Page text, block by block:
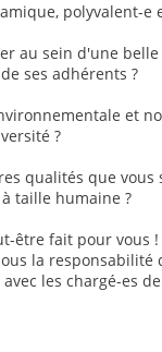
polyvalent-e
au sein d'une
ses adhérents ?
et
?
qualités que
taille humaine ?
être fait pour vous !
la
les chargé-es